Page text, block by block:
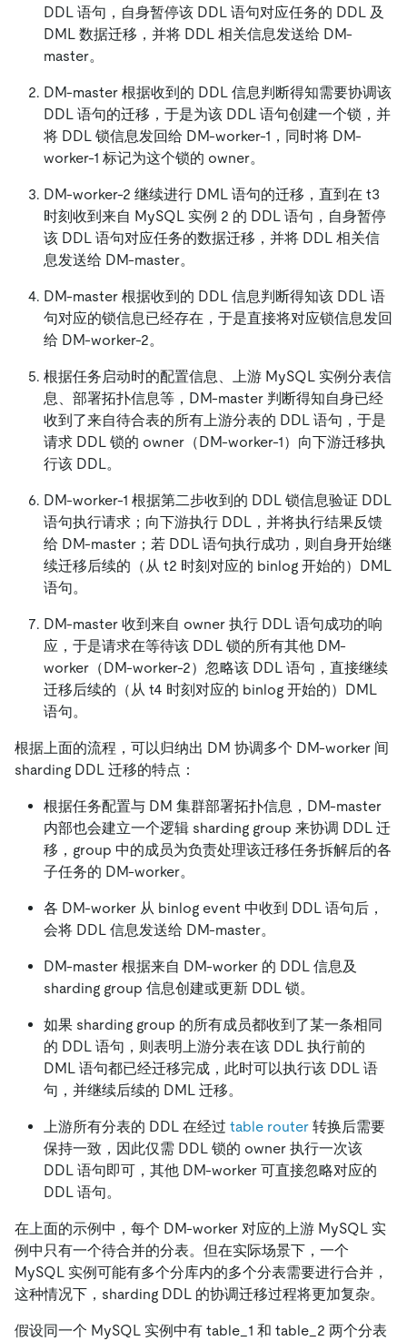
DDL 语句，自身暂停该 DDL 语句对应任务的 DDL 及
DML 数据迁移，并将 DDL 相关信息发送给 DM-
master。
DM-master 根据收到的 DDL 信息判断得知需要协调该
DDL 语句的迁移，于是为该 DDL 语句创建一个锁，并
将 DDL 锁信息发回给 DM-worker-1，同时将 DM-
worker-1 标记为这个锁的 owner。
DM-worker-2 继续进行 DML 语句的迁移，直到在 t3
时刻收到来自 MySQL 实例 2 的 DDL 语句，自身暂停
该 DDL 语句对应任务的数据迁移，并将 DDL 相关信
息发送给 DM-master。
DM-master 根据收到的 DDL 信息判断得知该 DDL 语
句对应的锁信息已经存在，于是直接将对应锁信息发回
给 DM-worker-2。
根据任务启动时的配置信息、上游 MySQL 实例分表信
息、部署拓扑信息等，DM-master 判断得知自身已经
收到了来自待合表的所有上游分表的 DDL 语句，于是
请求 DDL 锁的 owner（DM-worker-1）向下游迁移执
行该 DDL。
DM-worker-1 根据第二步收到的 DDL 锁信息验证 DDL
语句执行请求；向下游执行 DDL，并将执行结果反馈
给 DM-master；若 DDL 语句执行成功，则自身开始继
续迁移后续的（从 t2 时刻对应的 binlog 开始的）DML
语句。
DM-master 收到来自 owner 执行 DDL 语句成功的响
应，于是请求在等待该 DDL 锁的所有其他 DM-
worker（DM-worker-2）忽略该 DDL 语句，直接继续
迁移后续的（从 t4 时刻对应的 binlog 开始的）DML
语句。
根据上面的流程，可以归纳出 DM 协调多个 DM-worker 间
sharding DDL 迁移的特点：
根据任务配置与 DM 集群部署拓扑信息，DM-master
内部也会建立一个逻辑 sharding group 来协调 DDL 迁
移，group 中的成员为负责处理该迁移任务拆解后的各
子任务的 DM-worker。
各 DM-worker 从 binlog event 中收到 DDL 语句后，
会将 DDL 信息发送给 DM-master。
DM-master 根据来自 DM-worker 的 DDL 信息及
sharding group 信息创建或更新 DDL 锁。
如果 sharding group 的所有成员都收到了某一条相同
的 DDL 语句，则表明上游分表在该 DDL 执行前的
DML 语句都已经迁移完成，此时可以执行该 DDL 语
句，并继续后续的 DML 迁移。
上游所有分表的 DDL 在经过 table router 转换后需要
保持一致，因此仅需 DDL 锁的 owner 执行一次该
DDL 语句即可，其他 DM-worker 可直接忽略对应的
DDL 语句。
在上面的示例中，每个 DM-worker 对应的上游 MySQL 实
例中只有一个待合并的分表。但在实际场景下，一个
MySQL 实例可能有多个分库内的多个分表需要进行合并，
这种情况下，sharding DDL 的协调迁移过程将更加复杂。
假设同一个 MySQL 实例中有 table_1 和 table_2 两个分表